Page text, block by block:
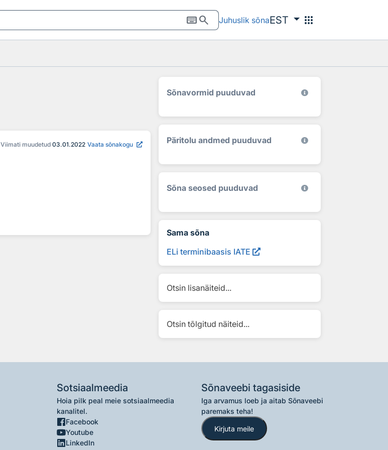
keyboardsearch Juhuslik sõnaEST apps
Viimati muudetud 03.01.2022 Vaata sõnakogu
Sõnavormid puuduvad
Päritolu andmed puuduvad
Sõna seosed puuduvad
Sama sõna
ELi terminibaasis IATE
Otsin lisanäiteid...
Otsin tõlgitud näiteid...
Sotsiaalmeedia
Hoia pilk peal meie sotsiaalmeedia
kanalitel.
Facebook
Youtube
LinkedIn
Sõnaveebi tagasiside
Iga arvamus loeb ja aitab Sõnaveebi
paremaks teha!
Kirjuta meile